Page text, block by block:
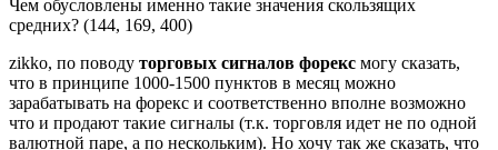
Чем обусловлены именно такие значения скользящих
средних? (144, 169, 400)
zikko, по поводу торговых сигналов форекс могу сказать,
что в принципе 1000-1500 пунктов в месяц можно
зарабатывать на форекс и соответственно вполне возможно
что и продают такие сигналы (т.к. торговля идет не по одной
валютной паре, а по нескольким). Но хочу так же сказать, что